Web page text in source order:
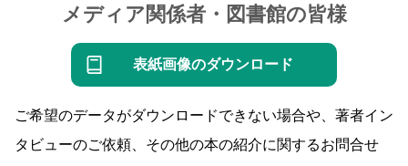
メディア関係者・図書館の皆様
表紙画像のダウンロード
ご希望のデータがダウンロードできない場合や、著者イン
タビューのご依頼、その他の本の紹介に関するお問合せ